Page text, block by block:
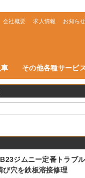
会社概要 求人情報 お知らせ
その他各種サービ
ジムニー定番トラブ
び穴を鉄板溶接修理